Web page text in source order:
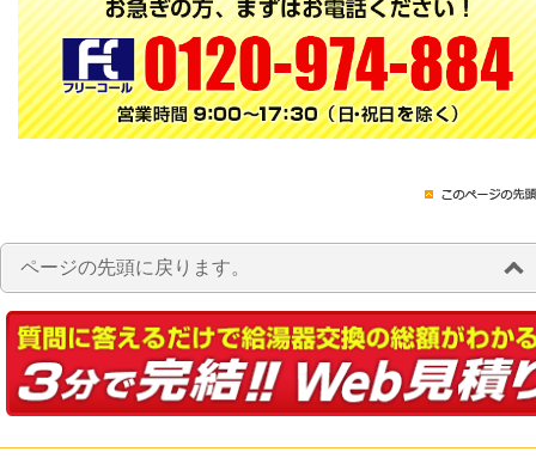
ページの先頭に戻ります。